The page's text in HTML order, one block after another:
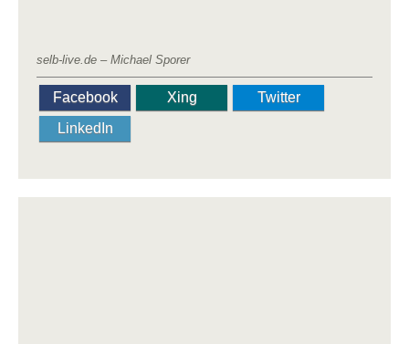
selb-live.de – Michael Sporer
Facebook Xing
Twitter
LinkedIn